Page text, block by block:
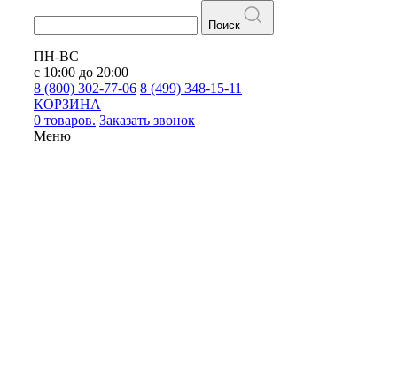
Поиск
ПН-ВС
с 10:00 до 20:00
8 (800) 302-77-06 8 (499) 348-15-11
КОРЗИНА
0 товаров. Заказать звонок
Меню